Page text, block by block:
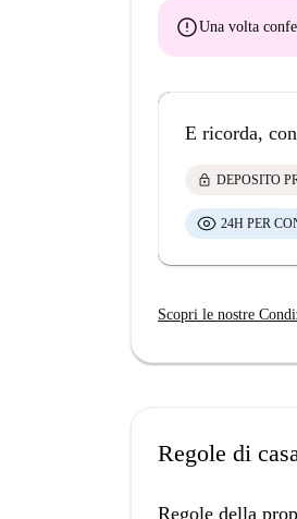
errorUna volta
E ricorda,
lock DEPOSITO
24H PER
Scopri le nostre
Regole di
Regole della